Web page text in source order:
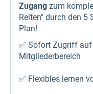
Zugang zum
Reiten" durch den 5
Plan!
✅ Sofort Zugriff
Mitgliederbereich
✅ Flexibles lernen